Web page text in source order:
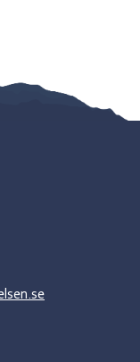
6 juli till och med
skolchef